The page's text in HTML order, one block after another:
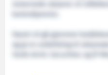
Styret vil gå gjennom
og gi en anbefaling til
Yards Arctic Securities og JP